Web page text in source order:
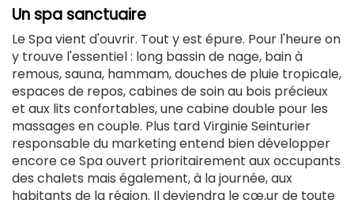
Un spa sanctuaire
Le Spa vient d'ouvrir. Tout y est épure. Pour l'heure on
y trouve l'essentiel : long bassin de nage, bain à
remous, sauna, hammam, douches de pluie tropicale,
espaces de repos, cabines de soin au bois précieux
et aux lits confortables, une cabine double pour les
massages en couple. Plus tard Virginie Seinturier
responsable du marketing entend bien développer
encore ce Spa ouvert prioritairement aux occupants
des chalets mais également, à la journée, aux
habitants de la région. Il deviendra le cœ,ur de toute